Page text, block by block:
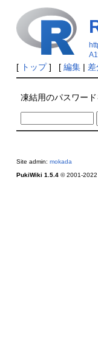
[ トップ] [ 編集| 差
凍結用のパスワード
Site admin: mokada
PukiWiki 1.5.4© 2001-2022